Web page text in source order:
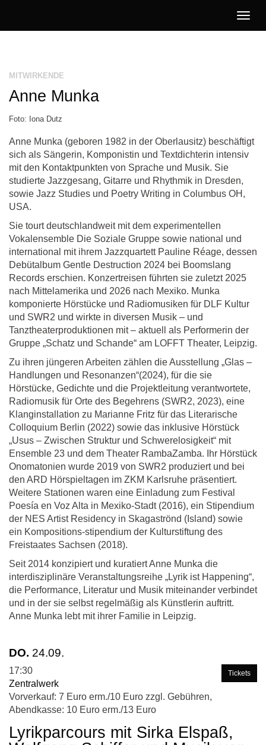
Jetzt!
MITWIRKENDE
Anne Munka
Foto: Iona Dutz
Anne Munka (geboren 1982 in der Oberlausitz) beschäftigt
sich als Sängerin, Komponistin und Textdichterin intensiv
mit den Kontaktpunkten von Sprache und Musik. Sie
studierte Jazzgesang, Gitarre und Rhythmik in Dresden,
sowie Jazz Studies und Poetry Writing in Columbus OH,
USA.
Sie tourt deutschlandweit mit dem experimentellen
Vokalensemble Die Soziale Gruppe sowie national und
international mit ihrem Jazzquartett Pauline Réage, dessen
Debütalbum Gentle Destruction 2024 bei Boomslang
Records erschien. Konzertreisen führten sie zuletzt 2025
nach Mittelamerika und 2026 nach Mexiko. Munka
komponierte Hörstücke und Radiomusiken für DLF Kultur
und SWR2 und wirkte in diversen Musik – und
Tanztheaterproduktionen mit – aktuell als Performerin der
Gruppe „Schatz und Schande“ am LOFFT Theater, Leipzig.
Zu ihren jüngeren Arbeiten zählen die Ausstellung „Glas –
Handlungen und Resonanzen“(2024), für die sie
Hörstücke, Gedichte und die Projektleitung verantwortete,
Radiomusik für Orte des Begehrens (SWR2, 2023), eine
Klanginstallation zu Marianne Fritz für das Literarische
Colloquium Berlin (2022) sowie das inklusive Hörstück
„Usus – Zwischen Struktur und Schwerelosigkeit“ mit
Ensemble 23 und dem Theater RambaZamba. Ihr Hörstück
Onomatonien wurde 2019 von SWR2 produziert und bei
den ARD Hörspieltagen im ZKM Karlsruhe präsentiert.
Weitere Stationen waren eine Einladung zum Festival
Poesía en Voz Alta in Mexiko-Stadt (2016), ein Stipendium
der NES Artist Residency in Skagaströnd (Island) sowie
ein Kompositions-stipendium der Kulturstiftung des
Freistaates Sachsen (2018).
Seit 2014 konzipiert und kuratiert Anne Munka die
interdisziplinäre Veranstaltungsreihe „Lyrik ist Happening“,
die Performance, Literatur und Musik miteinander verbindet
und in der sie selbst regelmäßig als Künstlerin auftritt.
Anne Munka lebt mit ihrer Familie in Leipzig.
DO. 24.09.
Tickets
17:30
Zentralwerk
Vorverkauf: 7 Euro erm./10 Euro zzgl. Gebühren,
Abendkasse: 10 Euro erm./13 Euro
Lyrikparcours mit Sirka Elspaß,